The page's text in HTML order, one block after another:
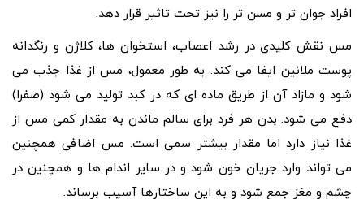
افراد جوان تر و مسن تر را نیز تحت تاثیر قرار دهد.
مس نقش کلیدی در رشد اعصاب، استخوان ها، کلاژن و رنگدانه
پوست ملانین ایفا می کند. به طور معمول، مس از غذا جذب می
شود و مازاد آن از طریق ماده ای که در کبد تولید می شود (صفرا)
دفع می شود. بدن هر فرد برای سالم ماندن به مقدار کمی مس از
غذا نیاز دارد اما مقدار بیشتر سمی است. مس اضافی همچنین
می تواند وارد جریان خون شود و در سایر اندام ها و همچنین در
چشم و مغز جمع شود و به این ساختارها آسیب برساند.